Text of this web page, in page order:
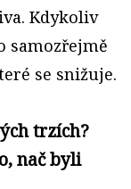
Kdykoliv
samozřejmě
se snižuje.
trzích?
nač byli